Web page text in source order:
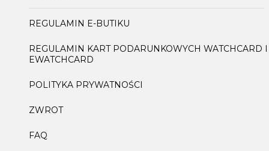
REGULAMIN E-BUTIKU
REGULAMIN KART PODARUNKOWYCH WATCHCARD I
EWATCHCARD
POLITYKA PRYWATNOŚCI
ZWROT
FAQ